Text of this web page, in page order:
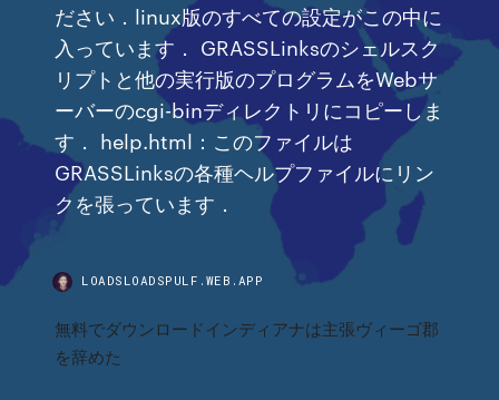
ださい．linux版のすべての設定がこの中に
入っています． GRASSLinksのシェルスク
リプトと他の実行版のプログラムをWebサ
ーバーのcgi-binディレクトリにコピーしま
す． help.html：このファイルは
GRASSLinksの各種ヘルプファイルにリン
クを張っています．
LOADSLOADSPULF.WEB.APP
無料でダウンロードインディアナは主張ヴィーゴ郡
を辞めた